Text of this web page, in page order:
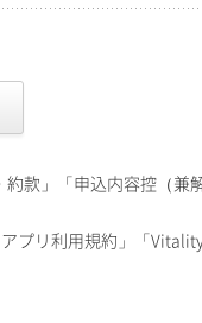
款」「申込内容控（兼
リ利用規約」「Vitality